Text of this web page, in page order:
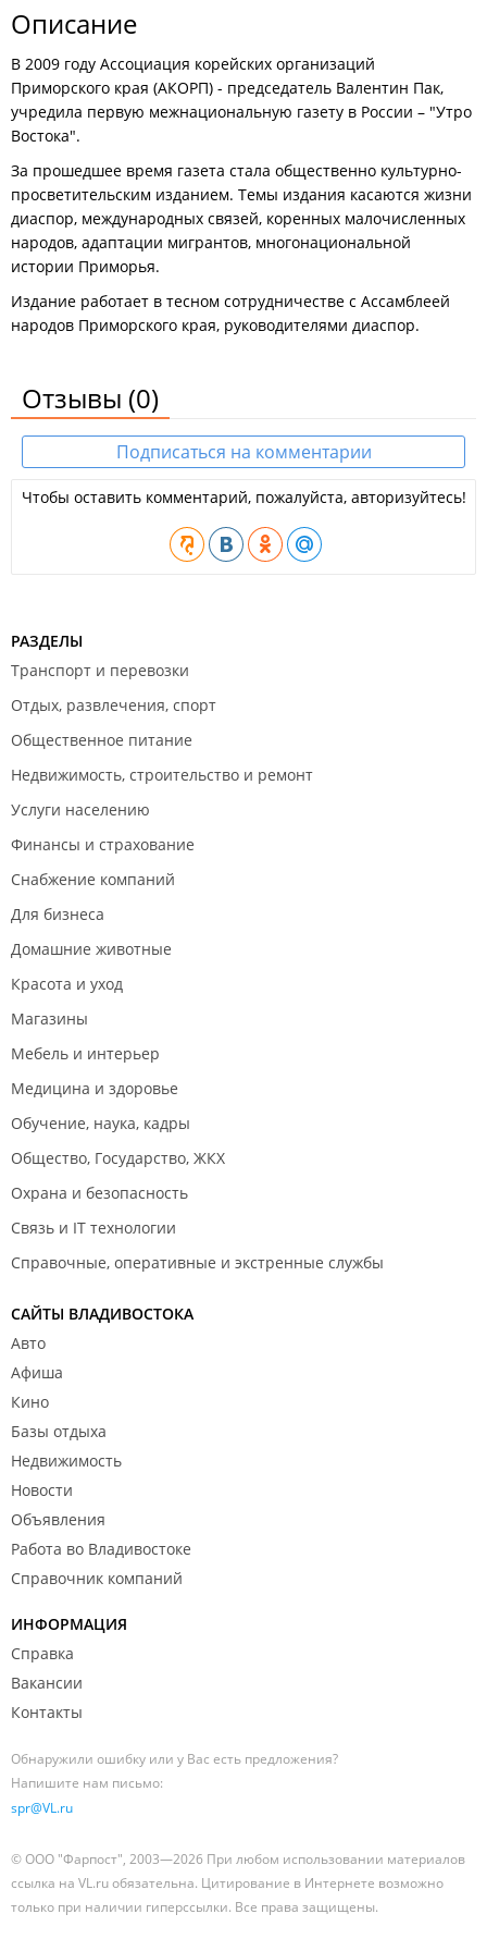
Описание
В 2009 году Ассоциация корейских организаций
Приморского края (АКОРП) - председатель Валентин Пак,
учредила первую межнациональную газету в России – "Утро
Востока".
За прошедшее время газета стала общественно культурно-
просветительским изданием. Темы издания касаются жизни
диаспор, международных связей, коренных малочисленных
народов, адаптации мигрантов, многонациональной
истории Приморья.
Издание работает в тесном сотрудничестве с Ассамблеей
народов Приморского края, руководителями диаспор.
Отзывы (0)
Подписаться на комментарии
Чтобы оставить комментарий, пожалуйста, авторизуйтесь!
РАЗДЕЛЫ
Транспорт и перевозки
Отдых, развлечения, спорт
Общественное питание
Недвижимость, строительство и ремонт
Услуги населению
Финансы и страхование
Снабжение компаний
Для бизнеса
Домашние животные
Красота и уход
Магазины
Мебель и интерьер
Медицина и здоровье
Обучение, наука, кадры
Общество, Государство, ЖКХ
Охрана и безопасность
Связь и IT технологии
Справочные, оперативные и экстренные службы
САЙТЫ ВЛАДИВОСТОКА
Авто
Афиша
Кино
Базы отдыха
Недвижимость
Новости
Объявления
Работа во Владивостоке
Справочник компаний
ИНФОРМАЦИЯ
Справка
Вакансии
Контакты
Обнаружили ошибку или у Вас есть предложения?
Напишите нам письмо:
spr@VL.ru
© ООО "Фарпост", 2003—2026 При любом использовании материалов
ссылка на VL.ru обязательна. Цитирование в Интернете возможно
только при наличии гиперссылки. Все права защищены.